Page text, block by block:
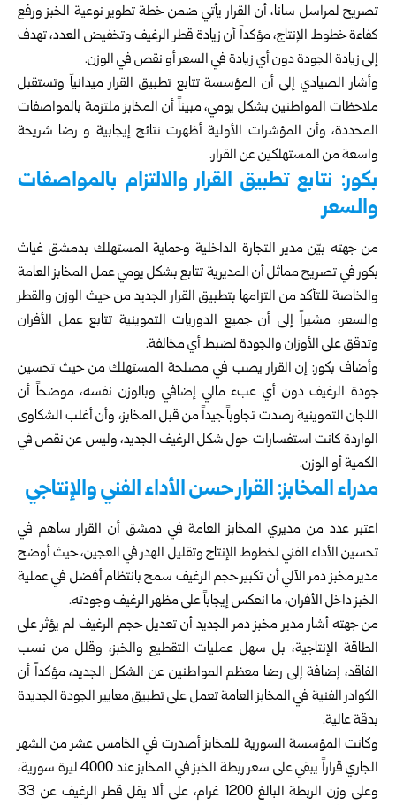
تصريح لمراسل سانا، أن القرار يأتي ضمن خطة تطوير نوعية الخبز ورفع
كفاءة خطوط الإنتاج، مؤكداً أن زيادة قطر الرغيف وتخفيض العدد، تهدف
إلى زيادة الجودة دون أي زيادة في السعر أو نقص في الوزن.
وأشار الصيادي إلى أن المؤسسة تتابع تطبيق القرار ميدانياً وتستقبل
ملاحظات المواطنين بشكل يومي، مبيناً أن المخابز ملتزمة بالمواصفات
المحددة، وأن المؤشرات الأولية أظهرت نتائج إيجابية و رضا شريحة
واسعة من المستهلكين عن القرار.
بكور: نتابع تطبيق القرار والالتزام بالمواصفات
والسعر
من جهته بيّن مدير التجارة الداخلية وحماية المستهلك بدمشق غياث
بكور في تصريح مماثل أن المديرية تتابع بشكل يومي عمل المخابز العامة
والخاصة للتأكد من التزامها بتطبيق القرار الجديد من حيث الوزن والقطر
والسعر، مشيراً إلى أن جميع الدوريات التموينية تتابع عمل الأفران
وتدقق على الأوزان والجودة لضبط أي مخالفة.
وأضاف بكور: إن القرار يصب في مصلحة المستهلك من حيث تحسين
جودة الرغيف دون أي عبء مالي إضافي وبالوزن نفسه، موضحاً أن
اللجان التموينية رصدت تجاوباً جيداً من قبل المخابز، وأن أغلب الشكاوى
الواردة كانت استفسارات حول شكل الرغيف الجديد، وليس عن نقص في
الكمية أو الوزن.
مدراء المخابز: القرار حسن الأداء الفني والإنتاجي
اعتبر عدد من مديري المخابز العامة في دمشق أن القرار ساهم في
تحسين الأداء الفني لخطوط الإنتاج وتقليل الهدر في العجين، حيث أوضح
مدير مخبز دمر الآلي أن تكبير حجم الرغيف سمح بانتظام أفضل في عملية
الخبز داخل الأفران، ما انعكس إيجاباً على مظهر الرغيف وجودته.
من جهته أشار مدير مخبز دمر الجديد أن تعديل حجم الرغيف لم يؤثر على
الطاقة الإنتاجية، بل سهل عمليات التقطيع والخبز، وقلل من نسب
الفاقد، إضافة إلى رضا معظم المواطنين عن الشكل الجديد، مؤكداً أن
الكوادر الفنية في المخابز العامة تعمل على تطبيق معايير الجودة الجديدة
بدقة عالية.
وكانت المؤسسة السورية للمخابز أصدرت في الخامس عشر من الشهر
الجاري قراراً يبقي على سعر ربطة الخبز في المخابز عند 4000 ليرة سورية،
وعلى وزن الربطة البالغ 1200 غرام، على ألا يقل قطر الرغيف عن 33